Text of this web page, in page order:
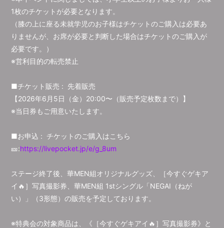
1枚のチケットが必要となります。
（膝の上に座る未就学児のお子様はチケットのご購入は必要あ
りませんが、お席が必要と判断した場合はチケットのご購入が
必要です。）
※営利目的の転売禁止
■チケット販売 : 先着販売
【2026年6月5日（金）20:00〜（販売予定枚数まで）】
※当日券もご用意いたします。
■お申込 : チケットのご購入はこちら
🎫:https://livepocket.jp/e/g_8um
ステージ終了後、華MEN組オリジナルグッズ、［今すぐゲキア
イ🔥］写真撮影券、華MEN組 1stシングル「NEGAI（ねが
い）」（3形態）の販売を予定しております。
※特典会の対象商品は、《［今すぐゲキアイ🔥］写真撮影券》と